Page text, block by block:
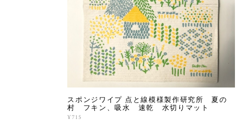
スポンジワイプ 点と線模様製作研究所 夏の
村 フキン、吸水 速乾 水切りマット
¥715